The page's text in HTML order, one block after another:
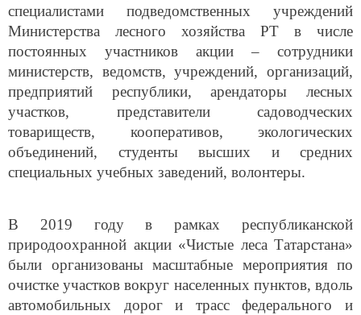
специалистами подведомственных учреждений
Министерства лесного хозяйства РТ в числе
постоянных участников акции – сотрудники
министерств, ведомств, учреждений, организаций,
предприятий республики, арендаторы лесных
участков, представители садоводческих
товариществ, кооперативов, экологических
объединений, студенты высших и средних
специальных учебных заведений, волонтеры.
В 2019 году в рамках республиканской
природоохранной акции «Чистые леса Татарстана»
были организованы масштабные мероприятия по
очистке участков вокруг населенных пунктов, вдоль
автомобильных дорог и трасс федерального и